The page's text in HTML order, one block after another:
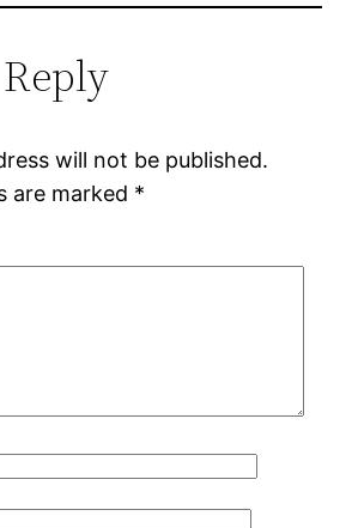
will not be published.
are marked *